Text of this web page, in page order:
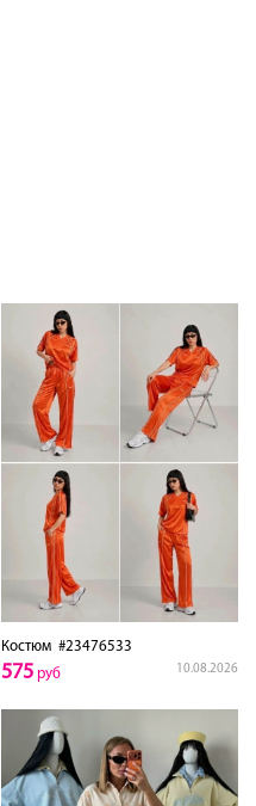
Костюм #23476533
10.08.2026
575 руб